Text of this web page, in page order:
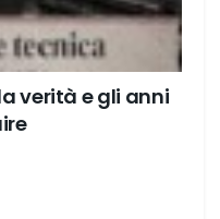
verità e gli anni